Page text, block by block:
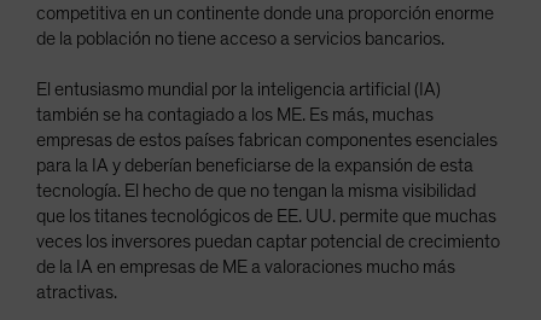
competitiva en un continente donde una proporción enorme
de la población no tiene acceso a servicios bancarios.
El entusiasmo mundial por la inteligencia artificial (IA)
también se ha contagiado a los ME. Es más, muchas
empresas de estos países fabrican componentes esenciales
para la IA y deberían beneficiarse de la expansión de esta
tecnología. El hecho de que no tengan la misma visibilidad
que los titanes tecnológicos de EE. UU. permite que muchas
veces los inversores puedan captar potencial de crecimiento
de la IA en empresas de ME a valoraciones mucho más
atractivas.